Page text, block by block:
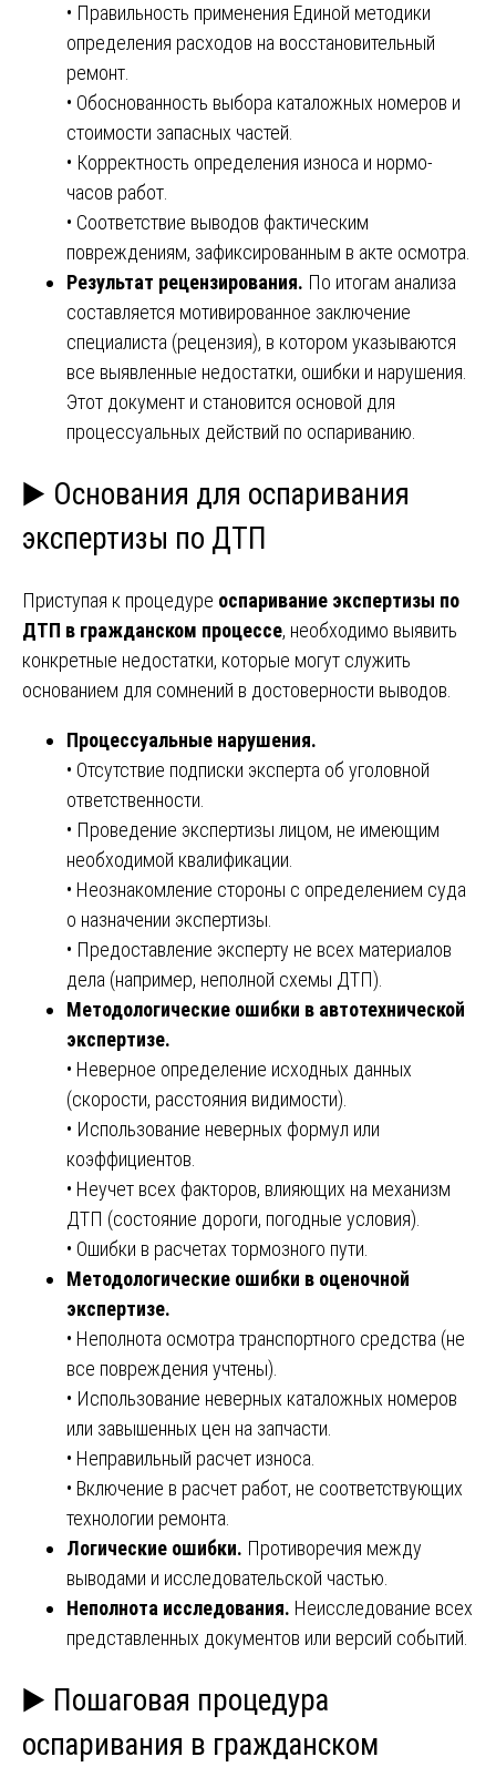
• Правильность применения Единой методики
определения расходов на восстановительный
ремонт.
• Обоснованность выбора каталожных номеров и
стоимости запасных частей.
• Корректность определения износа и нормо-
часов работ.
• Соответствие выводов фактическим
повреждениям, зафиксированным в акте осмотра.
Результат рецензирования. По итогам анализа
составляется мотивированное заключение
специалиста (рецензия), в котором указываются
все выявленные недостатки, ошибки и нарушения.
Этот документ и становится основой для
процессуальных действий по оспариванию.
▶️ Основания для оспаривания
экспертизы по ДТП
Приступая к процедуре оспаривание экспертизы по
ДТП в гражданском процессе, необходимо выявить
конкретные недостатки, которые могут служить
основанием для сомнений в достоверности выводов.
Процессуальные нарушения.
• Отсутствие подписки эксперта об уголовной
ответственности.
• Проведение экспертизы лицом, не имеющим
необходимой квалификации.
• Неознакомление стороны с определением суда
о назначении экспертизы.
• Предоставление эксперту не всех материалов
дела (например, неполной схемы ДТП).
Методологические ошибки в автотехнической
экспертизе.
• Неверное определение исходных данных
(скорости, расстояния видимости).
• Использование неверных формул или
коэффициентов.
• Неучет всех факторов, влияющих на механизм
ДТП (состояние дороги, погодные условия).
• Ошибки в расчетах тормозного пути.
Методологические ошибки в оценочной
экспертизе.
• Неполнота осмотра транспортного средства (не
все повреждения учтены).
• Использование неверных каталожных номеров
или завышенных цен на запчасти.
• Неправильный расчет износа.
• Включение в расчет работ, не соответствующих
технологии ремонта.
Логические ошибки. Противоречия между
выводами и исследовательской частью.
Неполнота исследования. Неисследование всех
представленных документов или версий событий.
▶️ Пошаговая процедура
оспаривания в гражданском